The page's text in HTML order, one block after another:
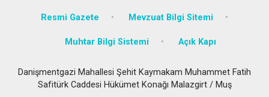
Resmi Gazete Mevzuat Bilgi Sitemi
Muhtar Bilgi Sistemi Açık Kapı
Danişmentgazi Mahallesi Şehit Kaymakam Muhammet Fatih
Safitürk Caddesi Hükümet Konağı Malazgirt / Muş